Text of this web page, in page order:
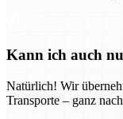
Kann ich auch
Natürlich! Wir
Transporte – ganz